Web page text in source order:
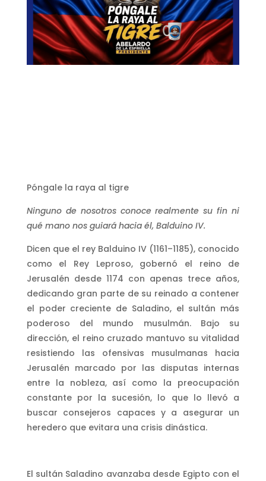
Póngale la raya al tigre
Ninguno de nosotros conoce realmente su fin ni
qué mano nos guiará hacia él, Balduino IV.
Dicen que el rey Balduino IV (1161–1185), conocido
como el Rey Leproso, gobernó el reino de
Jerusalén desde 1174 con apenas trece años,
dedicando gran parte de su reinado a contener
el poder creciente de Saladino, el sultán más
poderoso del mundo musulmán. Bajo su
dirección, el reino cruzado mantuvo su vitalidad
resistiendo las ofensivas musulmanas hacia
Jerusalén marcado por las disputas internas
entre la nobleza, así como la preocupación
constante por la sucesión, lo que lo llevó a
buscar consejeros capaces y a asegurar un
heredero que evitara una crisis dinástica.
El sultán Saladino avanzaba desde Egipto con el